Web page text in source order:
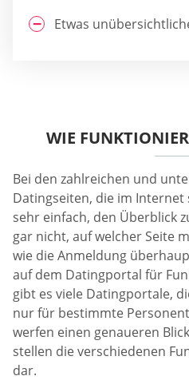
Etwas
WIE
Bei den zahlreichen und
Datingseiten, die im
sehr einfach, den Überblick
gar nicht, auf welcher Seite
wie die Anmeldung
auf dem Datingportal für
gibt es viele Datingportale,
nur für bestimmte
werfen einen genaueren
stellen die verschiedenen
dar.